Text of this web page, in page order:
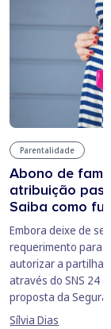
Parentalidade
Abono de
atribuição
Saiba como
Embora deixe de
requerimento para
autorizar a partilha
através do SNS 24
proposta da
Sílvia Dias